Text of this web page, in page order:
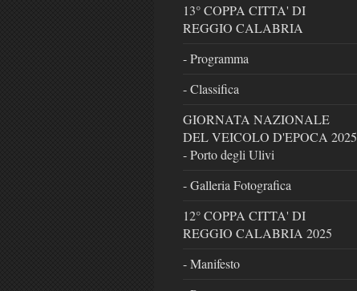
13° COPPA CITTA' DI
REGGIO CALABRIA
- Programma
- Classifica
GIORNATA NAZIONALE
DEL VEICOLO D'EPOCA 2025
- Porto degli Ulivi
- Galleria Fotografica
12° COPPA CITTA' DI
REGGIO CALABRIA 2025
- Manifesto